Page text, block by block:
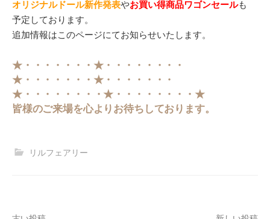
オリジナルドール新作発表やお買い得商品ワゴンセールも
予定しております。
追加情報はこのページにてお知らせいたします。
★・・・・・・・★・・・・・・・・
★・・・・・・・★・・・・・・・
★・・・・・・・・★・・・・・・・・★
皆様のご来場を心よりお待ちしております。
リルフェアリー